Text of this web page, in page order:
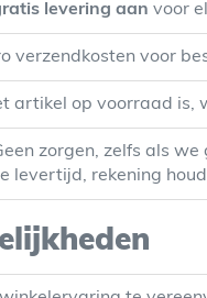
levering aan voor
verzendkosten voor
artikel op voorraad is,
zorgen, zelfs als
levertijd, rekening